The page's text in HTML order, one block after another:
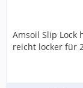
Amsoil Slip Lock
reicht locker für